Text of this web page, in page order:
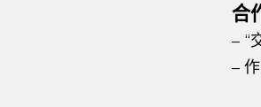
合
– “
–